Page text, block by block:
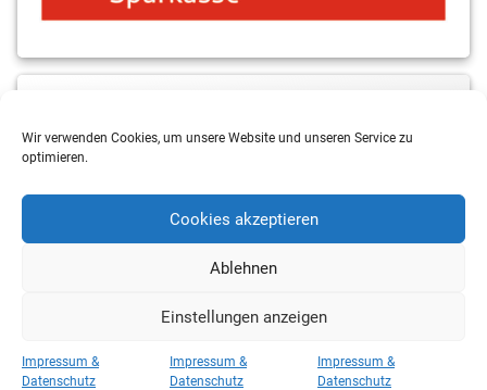
Wir verwenden Cookies, um unsere Website und unseren Service zu
optimieren.
Cookies akzeptieren
Ablehnen
Einstellungen anzeigen
Impressum &
Datenschutz
Impressum &
Datenschutz
Impressum &
Datenschutz
Kategorien